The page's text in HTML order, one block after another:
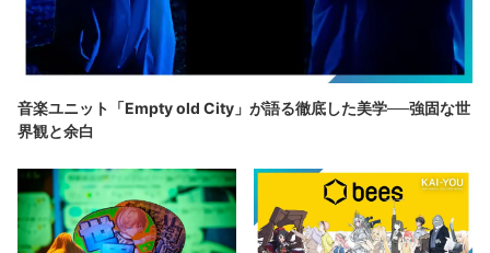
音楽ユニット「Empty old City」が語る徹底した美学──強固な世
界観と余白